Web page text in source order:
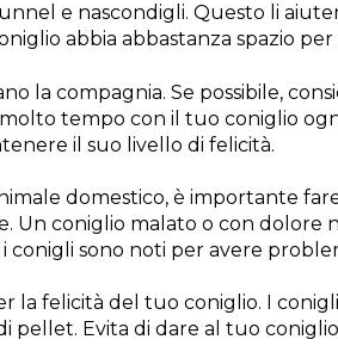
e nascondigli. Questo li
abbia abbastanza spazio
la compagnia. Se possibile,
tempo con il tuo coniglio
il suo livello di felicità.
domestico, è importante
Un coniglio malato o con dolore
conigli sono noti per avere
la felicità del tuo coniglio. I
Evita di dare al tuo